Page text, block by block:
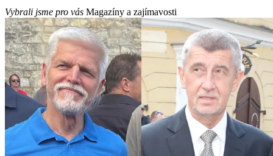
Vybrali jsme pro vás Magazíny a zajímavosti